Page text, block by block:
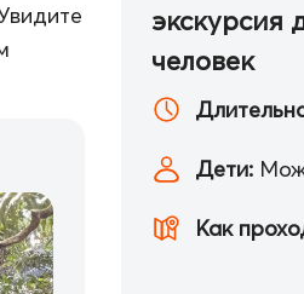
экскурсия
человек
Дети:
Как